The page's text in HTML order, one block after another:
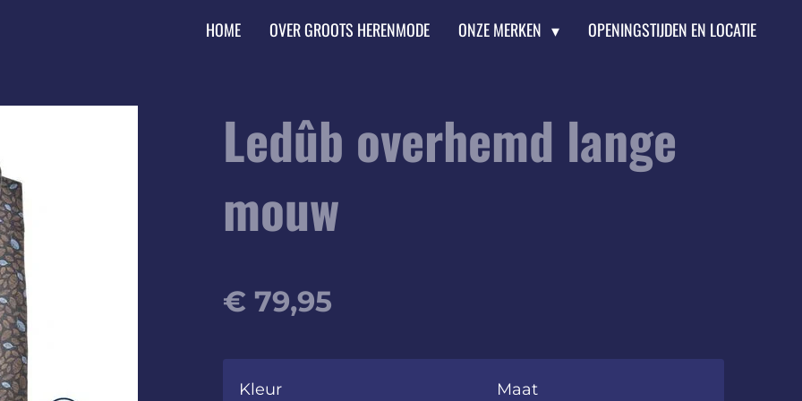
HOME OVER GROOTS HERENMODE ONZE MERKEN OPENINGSTIJDEN EN LOCATIE
Ledûb overhemd lange
mouw
€ 79,95
Kleur Maat